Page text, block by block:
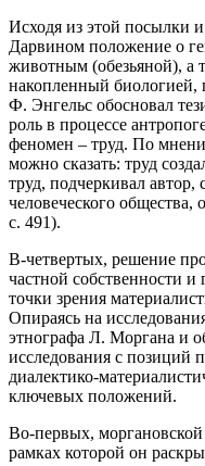
Исходя из этой посылки
Дарвином положение о
животным (обезьяной), а
накопленный биологией,
Ф. Энгельс обосновал
роль в процессе
феномен – труд. По
можно сказать: труд
труд, подчеркивал автор,
человеческого общества,
с. 491).
В-четвертых, решение
частной собственности и
точки зрения
Опираясь на
этнографа Л. Моргана и
исследования с позиций
диалектико-
ключевых положений.
Во-первых, моргановской
рамках которой он